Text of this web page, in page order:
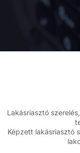
Lakásriasztó
Képzett lakásriasztó